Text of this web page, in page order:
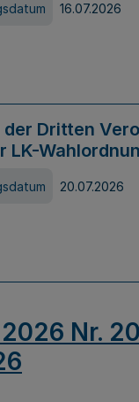
16.07.2026
Dritten
LK-
20.07.2026
Nr.